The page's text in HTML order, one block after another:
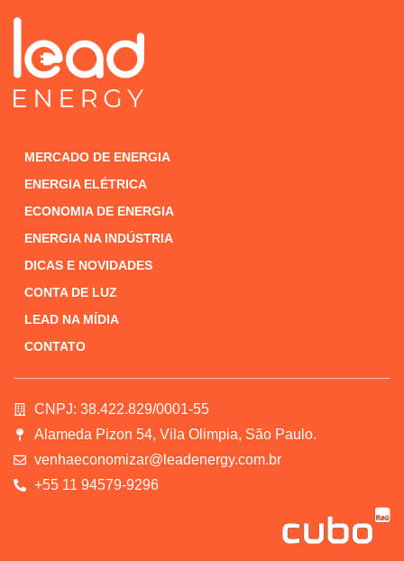
MERCADO DE ENERGIA
ENERGIA ELÉTRICA
ECONOMIA DE ENERGIA
ENERGIA NA INDÚSTRIA
DICAS E NOVIDADES
CONTA DE LUZ
LEAD NA MÍDIA
CONTATO
CNPJ: 38.422.829/0001-55
Alameda Pizon 54, Vila Olimpia, São Paulo.
venhaeconomizar@leadenergy.com.br
+55 11 94579-9296